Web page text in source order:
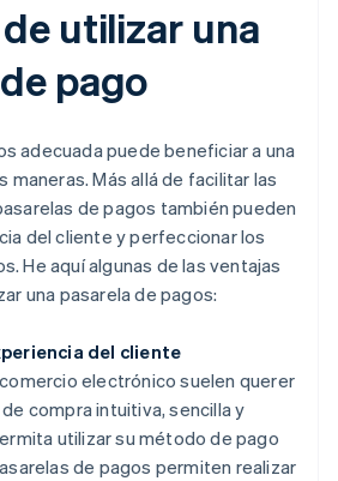
utilizar una
pago
adecuada puede beneficiar a una
maneras. Más allá de facilitar las
de pagos también pueden
del cliente y perfeccionar los
He aquí algunas de las ventajas
una pasarela de pagos:
del cliente
electrónico suelen querer
compra intuitiva, sencilla y
utilizar su método de pago
de pagos permiten realizar